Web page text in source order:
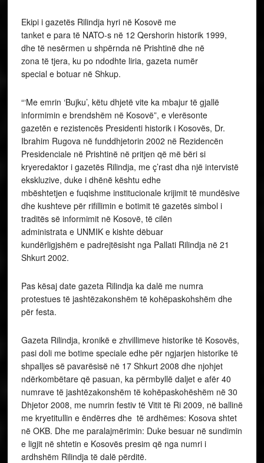
Ekipi i gazetës Rilindja hyri në Kosovë me
tanket e para të NATO-s në 12 Qershorin historik 1999,
dhe të nesërmen u shpërnda në Prishtinë dhe në
zona të tjera, ku po ndodhte liria, gazeta numër
special e botuar në Shkup.
“‘Me emrin ‘Bujku’, këtu dhjetë vite ka mbajur të gjallë
informimin e brendshëm në Kosovë”, e vlerësonte
gazetën e rezistencës Presidenti historik i Kosovës, Dr.
Ibrahim Rugova në funddhjetorin 2002 në Rezidencën
Presidenciale në Prishtinë në pritjen që më bëri si
kryeredaktor i gazetës Rilindja, me ç’rast dha një intervistë
ekskluzive, duke i dhënë kështu edhe
mbështetjen e fuqishme institucionale krijimit të mundësive
dhe kushteve për rifillimin e botimit të gazetës simbol i
traditës së informimit në Kosovë, të cilën
administrata e UNMIK e kishte dëbuar
kundërligjshëm e padrejtësisht nga Pallati Rilindja në 21
Shkurt 2002.
Pas kësaj date gazeta Rilindja ka dalë me numra
protestues të jashtëzakonshëm të kohëpaskohshëm dhe
për festa.
Gazeta Rilindja, kronikë e zhvillimeve historike të Kosovës,
pasi doli me botime speciale edhe për ngjarjen historike të
shpalljes së pavarësisë në 17 Shkurt 2008 dhe njohjet
ndërkombëtare që pasuan, ka përmbyllë daljet e afër 40
numrave të jashtëzakonshëm të kohëpaskohëshëm në 30
Dhjetor 2008, me numrin festiv të Vitit të Ri 2009, në ballinë
me kryetitullin e ëndërres dhe të ardhëmes: Kosova shtet
në OKB. Dhe me paralajmërimin: Duke besuar në sundimin
e ligjit në shtetin e Kosovës presim që nga numri i
ardhshëm Rilindja të dalë përditë.